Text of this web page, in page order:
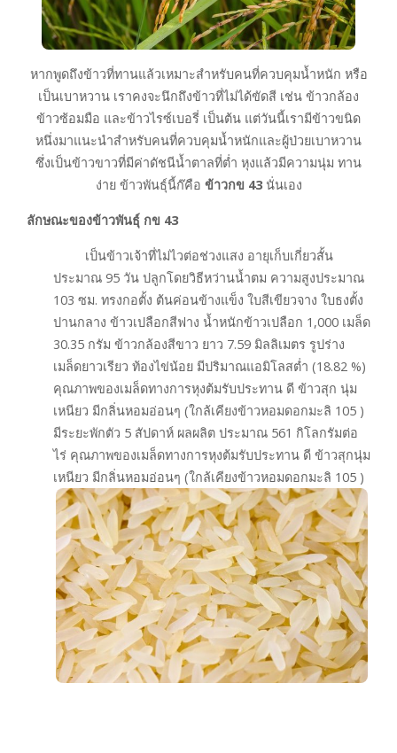
หากพูดถึงข้าวที่ทานแล้วเหมาะสำหรับคนที่ควบคุมน้ำหนัก หรือ
เป็นเบาหวาน เราคงจะนึกถึงข้าวที่ไม่ได้ขัดสี เช่น ข้าวกล้อง
ข้าวซ้อมมือ และข้าวไรซ์เบอรี่ เป็นต้น แต่วันนี้เรามีข้าวขนิด
หนึ่งมาแนะนำสำหรับคนที่ควบคุมน้ำหนักและผู้ป่วยเบาหวาน
ซึ่งเป็นข้าวขาวที่มีค่าดัชนีน้ำตาลที่ต่ำ หุงแล้วมีความนุ่ม ทาน
ง่าย ข้าวพันธุ์นี้ก๊คือ ข้าวกข 43นั่นเอง
ลักษณะของข้าวพันธุ์ กข 43
เป็นข้าวเจ้าที่ไม่ไวต่อช่วงแสง อายุเก็บเกี่ยวสั้น
ประมาณ 95 วัน ปลูกโดยวิธีหว่านน้ำตม ความสูงประมาณ
103 ซม. ทรงกอตั้ง ต้นค่อนข้างแข็ง ใบสีเขียวจาง ใบธงตั้ง
ปานกลาง ข้าวเปลือกสีฟาง น้ำหนักข้าวเปลือก 1,000 เมล็ด
30.35 กรัม ข้าวกล้องสีขาว ยาว 7.59 มิลลิเมตร รูปร่าง
เมล็ดยาวเรียว ท้องไข่น้อย มีปริมาณแอมิโลสต่ำ (18.82 %)
คุณภาพของเมล็ดทางการหุงต้มรับประทาน ดี ข้าวสุก นุ่ม
เหนียว มีกลิ่นหอมอ่อนๆ (ใกล้เคียงข้าวหอมดอกมะลิ 105 )
มีระยะพักตัว 5 สัปดาห์ ผลผลิต ประมาณ 561 กิโลกรัมต่อ
ไร่ คุณภาพของเมล็ดทางการหุงต้มรับประทาน ดี ข้าวสุกนุ่ม
เหนียว มีกลิ่นหอมอ่อนๆ (ใกล้เคียงข้าวหอมดอกมะลิ 105 )